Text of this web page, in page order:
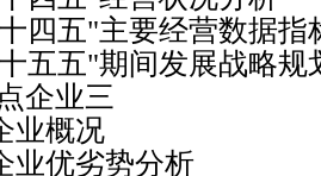
"主要经营数据指
"期间发展战略规
企业三
概况
劣势分析